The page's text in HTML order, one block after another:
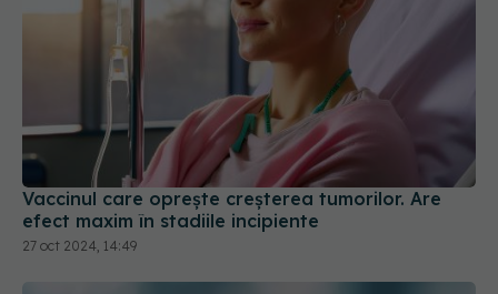
Vaccinul care oprește creșterea tumorilor. Are
efect maxim în stadiile incipiente
27 oct 2024, 14:49